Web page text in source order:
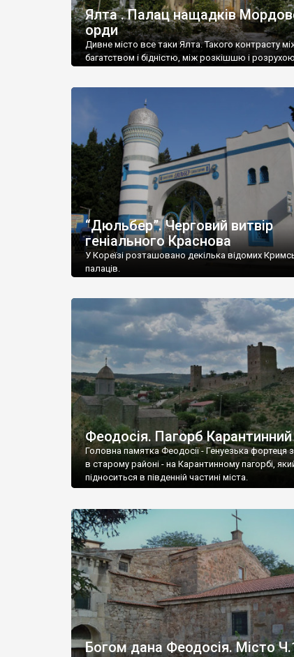
Ялта . Палац нащадків
орди
Дивне місто все таки Ялта. Такого контрасту
багатством і бідністю, між розкішшю і розрухою
“Дюльбер”. Черговий витвір
геніального Краснова
У Кореїзі розташовано декілька відомих
палаців.
Феодосія. Пагорб Карантинний
Головна памятка Феодосії - Генуезька фортеця
в старому районі - на Карантинному пагорбі,
підноситься в південній частині міста.
Богом дана Феодосія. Місто